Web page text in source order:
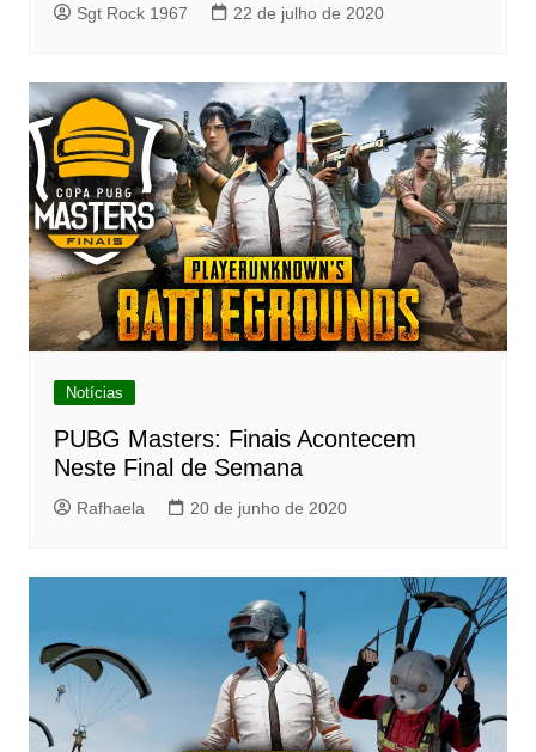
Sgt Rock 1967 22 de julho de 2020
Notícias
PUBG Masters: Finais Acontecem
Neste Final de Semana
Rafhaela 20 de junho de 2020